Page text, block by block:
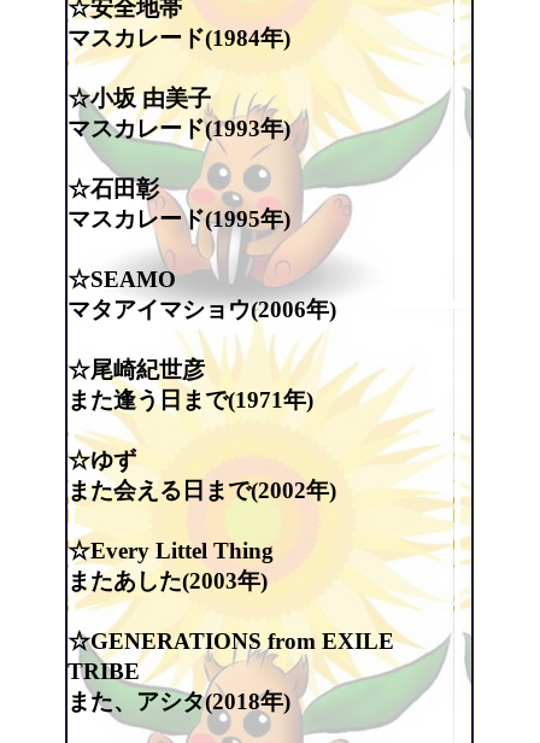
☆安全地帯
マスカレード(1984年)
☆小坂 由美子
マスカレード(1993年)
☆石田彰
マスカレード(1995年)
☆SEAMO
マタアイマショウ(2006年)
☆尾崎紀世彦
また逢う日まで(1971年)
☆ゆず
また会える日まで(2002年)
☆Every Littel Thing
またあした(2003年)
☆GENERATIONS from EXILE
TRIBE
また、アシタ(2018年)